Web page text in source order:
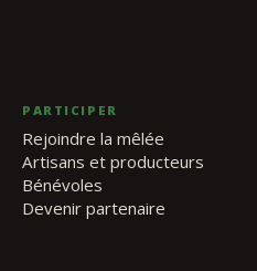
PARTICIPER
Rejoindre la mêlée
Artisans et producteurs
Bénévoles
Devenir partenaire